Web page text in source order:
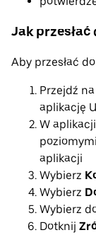
Jak
Aby przesłać
Przejdź
aplikację
W
aplikacji
Wybierz
Wybierz
Wybierz
Dotknij